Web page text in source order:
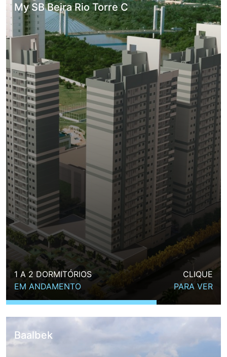
My SB Beira Rio Torre C
1 A 2 DORMITÓRIOS
EM ANDAMENTO
CLIQUE
PARA VER
Baalbek